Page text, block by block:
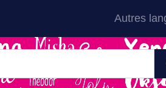
Autres